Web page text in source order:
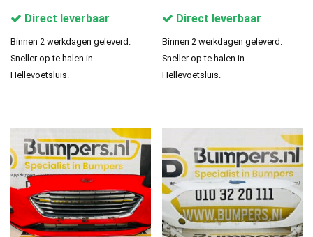
Direct leverbaar
Binnen 2 werkdagen geleverd.
Sneller op te halen in
Hellevoetsluis.
Direct leverbaar
Binnen 2 werkdagen geleverd.
Sneller op te halen in
Hellevoetsluis.